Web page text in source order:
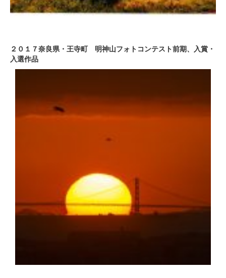
２０１７奈良県・王寺町 明神山フォトコンテスト前期、入賞・
入選作品